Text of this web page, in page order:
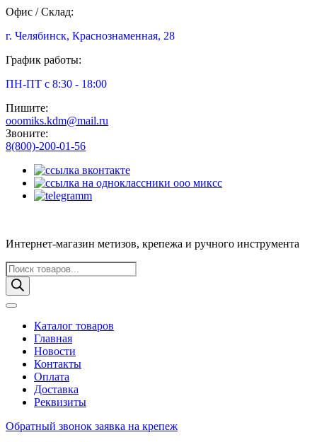
Офис / Склад:
г. Челябинск, Краснознаменная, 28
График работы:
ПН-ПТ с 8:30 - 18:00
Пишите:
ooomiks.kdm@mail.ru
Звоните:
8(800)-200-01-56
Интернет-магазин метизов, крепежа и ручного инструмента
Поиск
товаров
Каталог товаров
Главная
Новости
Контакты
Оплата
Доставка
Реквизиты
Обратный звонок заявка на крепеж